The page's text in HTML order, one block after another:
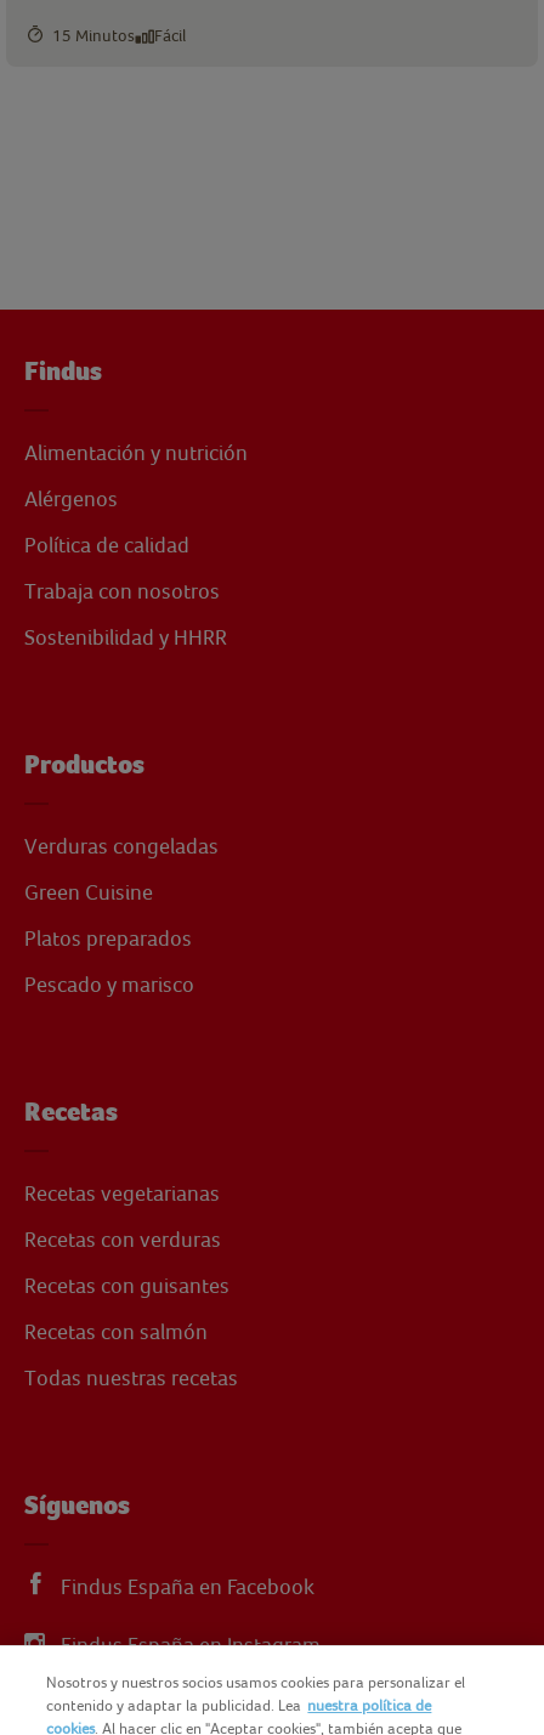
15 Minutos Fácil
Findus
Alimentación y nutrición
Alérgenos
Política de calidad
Trabaja con nosotros
Sostenibilidad y HHRR
Productos
Verduras congeladas
Green Cuisine
Platos preparados
Pescado y marisco
Recetas
Recetas vegetarianas
Recetas con verduras
Recetas con guisantes
Recetas con salmón
Todas nuestras recetas
Síguenos
Findus España en Facebook
Findus España en Instagram
Findus España en X
Nosotros y nuestros socios usamos cookies para personalizar el
contenido y adaptar la publicidad. Lea nuestra política de
cookies. Al hacer clic en "Aceptar cookies", también acepta que